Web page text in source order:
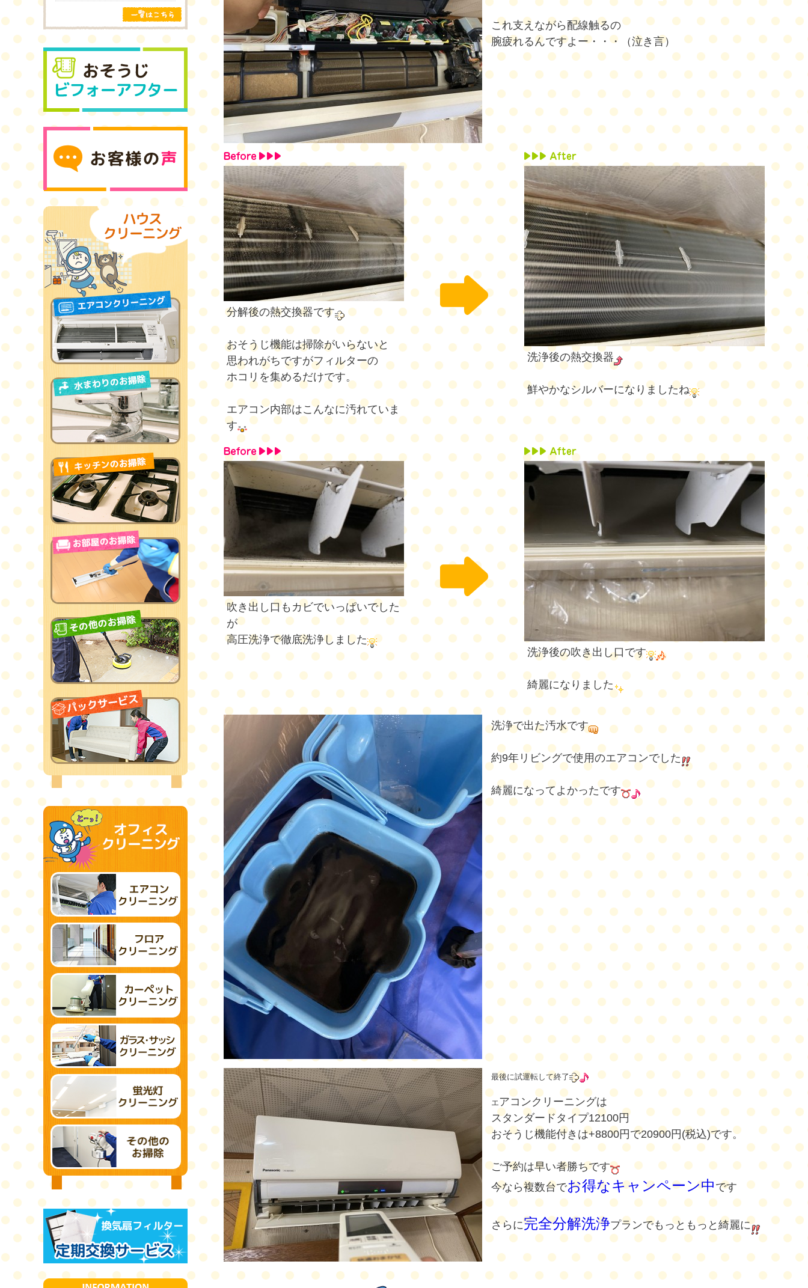
これ支えながら配線触るの
腕疲れるんですよー・・・（泣き言）
分解後の熱交換器です
おそうじ機能は掃除がいらないと
思われがちですがフィルターの
ホコリを集めるだけです。
エアコン内部はこんなに汚れていま
す
洗浄後の熱交換器
鮮やかなシルバーになりましたね
吹き出し口もカビでいっぱいでした
が
高圧洗浄で徹底洗浄しました
洗浄後の吹き出し口です
綺麗になりました
洗浄で出た汚水です
約9年リビングで使用のエアコンでした
綺麗になってよかったです
最後に試運転して終了
エアコンクリーニングは
スタンダードタイプ12100円
おそうじ機能付きは+8800円で20900円(税込)です。
ご予約は早い者勝ちです
今なら複数台でお得なキャンペーン中 です
さらに完全分解洗浄プランでもっともっと綺麗に